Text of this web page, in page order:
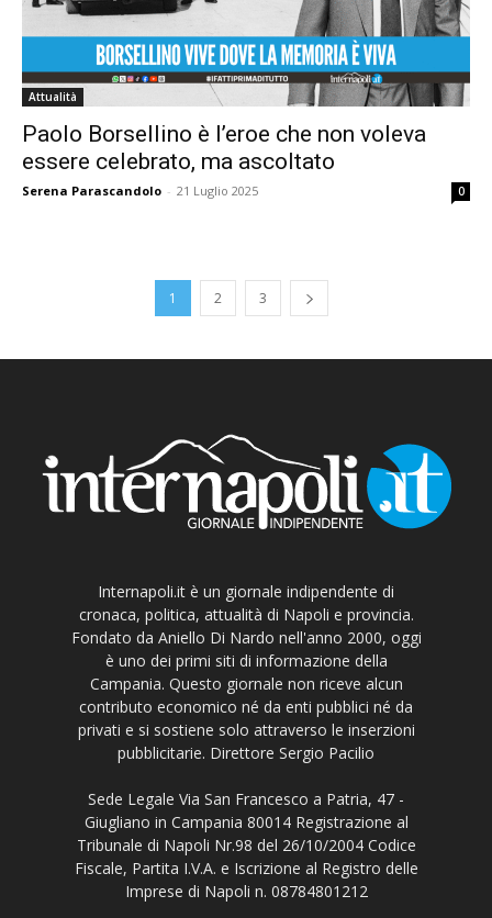
Attualità
Paolo Borsellino è l’eroe che non voleva
essere celebrato, ma ascoltato
Serena Parascandolo - 21 Luglio 2025 0
1 2 3
Internapoli.it è un giornale indipendente di
cronaca, politica, attualità di Napoli e provincia.
Fondato da Aniello Di Nardo nell'anno 2000, oggi
è uno dei primi siti di informazione della
Campania. Questo giornale non riceve alcun
contributo economico né da enti pubblici né da
privati e si sostiene solo attraverso le inserzioni
pubblicitarie. Direttore Sergio Pacilio
Sede Legale Via San Francesco a Patria, 47 -
Giugliano in Campania 80014 Registrazione al
Tribunale di Napoli Nr.98 del 26/10/2004 Codice
Fiscale, Partita I.V.A. e Iscrizione al Registro delle
Imprese di Napoli n. 08784801212